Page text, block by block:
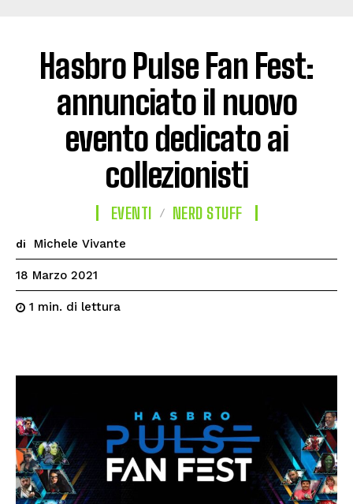
Hasbro Pulse Fan Fest:
annunciato il nuovo
evento dedicato ai
collezionisti
EVENTI NERD STUFF
di Michele Vivante
18 Marzo 2021
1 min. di lettura